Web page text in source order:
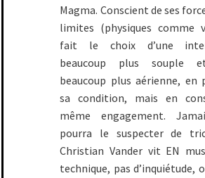
Magma. Conscient de ses
limites (physiques comme
fait le choix d’une
beaucoup plus souple
beaucoup plus aérienne, en
sa condition, mais en
même engagement.
pourra le suspecter de
Christian Vander vit EN
technique, pas d’inquiétude,